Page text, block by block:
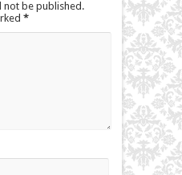
not be published.
*